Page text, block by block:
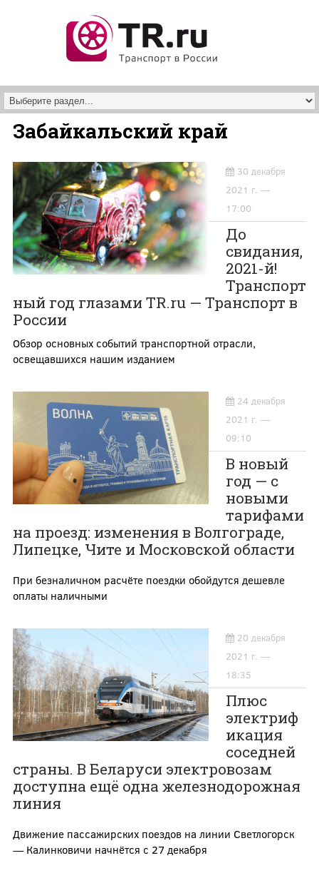
Забайкальский край
30 декабря
2021 г. —
17:00
До
свидания,
2021-й!
Транспорт
ный год глазами TR.ru — Транспорт в
России
Обзор основных событий транспортной отрасли,
освещавшихся нашим изданием
24 декабря
2021 г. —
09:10
В новый
год — с
новыми
тарифами
на проезд: изменения в Волгограде,
Липецке, Чите и Московской области
При безналичном расчёте поездки обойдутся дешевле
оплаты наличными
20 декабря
2021 г. —
18:35
Плюс
электриф
икация
соседней
страны. В Беларуси электровозам
доступна ещё одна железнодорожная
линия
Движение пассажирских поездов на линии Светлогорск
— Калинковичи начнётся с 27 декабря